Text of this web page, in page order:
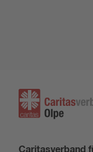
Caritasverband